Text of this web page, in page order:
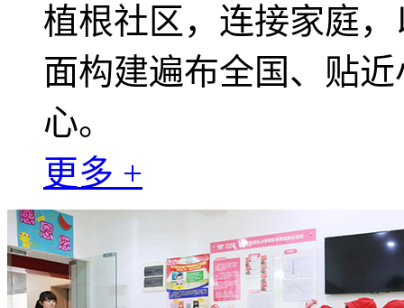
植根社区，连接家庭
面构建遍布全国、贴
心。
更多 +